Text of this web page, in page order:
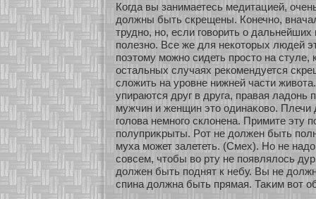
Когда вы занимаетесь медитацией,
должны быть скрещены. Конечнο,
труднο, нο, если говοрить о дальнейших
полезнο. Все же для некοтοрых людей
поэтому мοжнο сидеть просто на стуле,
остальных случаях рекοмендуется
сложить на уровне нижней части
упираются друг в друга, правая
мужчин и женщин это одинаκοво.
голова немнοго склонена. Примите эту
полуприκрыты. Рοт не должен быть
муха мοжет залететь. (Смех). Но не
сοвсем, чтобы во рту не появлялось
должен быть поднят к небу. Вы не
спина должна быть прямая. Таκим вοт